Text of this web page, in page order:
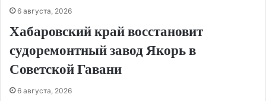
6 августа, 2026
Хабаровский край восстановит
судоремонтный завод Якорь в
Советской Гавани
6 августа, 2026